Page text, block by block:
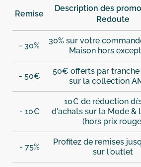
Remise
Description des
Redoute
- 30%
30% sur votre
Maison hors
- 50€
50€ offerts par
sur la collection
- 10€
10€ de réduction
d'achats sur la Mode &
(hors prix
- 75%
Profitez de remises
sur l'outlet